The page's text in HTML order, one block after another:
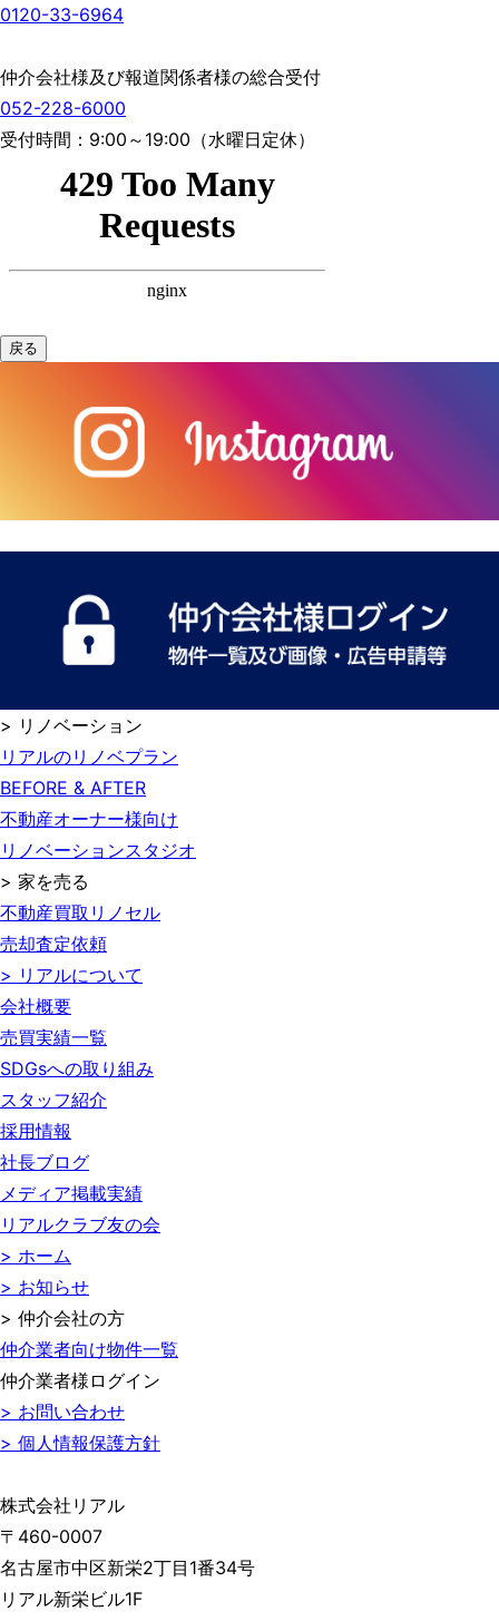
0120-33-6964
仲介会社様及び報道関係者様の総合受付
052-228-6000
受付時間：9:00～19:00（水曜日定休）
戻る
> リノベーション
リアルのリノベプラン
BEFORE & AFTER
不動産オーナー様向け
リノベーションスタジオ
> 家を売る
不動産買取リノセル
売却査定依頼
> リアルについて
会社概要
売買実績一覧
SDGsへの取り組み
スタッフ紹介
採用情報
社長ブログ
メディア掲載実績
リアルクラブ友の会
> ホーム
> お知らせ
> 仲介会社の方
仲介業者向け物件一覧
仲介業者様ログイン
> お問い合わせ
> 個人情報保護方針
株式会社リアル
〒460-0007
名古屋市中区新栄2丁目1番34号
リアル新栄ビル1F